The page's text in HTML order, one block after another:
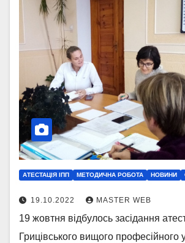
АТЕСТАЦІЯ ІПП МЕТОДИЧНА РОБОТА НОВИНИ
19.10.2022 MASTER WEB
19 жовтня відбулось засідання
Грицівського вищого